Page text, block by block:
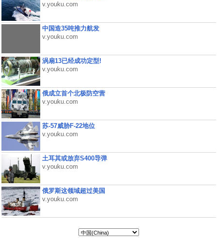
v.youku.com
中国造35吨推力航发
v.youku.com
涡扇13已经成功定型!
v.youku.com
俄成立首个北极防空营
v.youku.com
苏-57威胁F-22地位
v.youku.com
土耳其或放弃S400导弹
v.youku.com
俄罗斯这领域超过美国
v.youku.com